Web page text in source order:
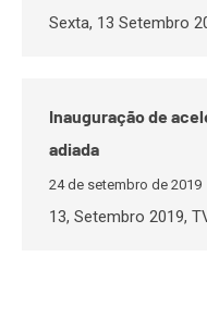
Sexta, 13 Setembro
Inauguração de
adiada
24 de setembro de 2019
13, Setembro 2019,